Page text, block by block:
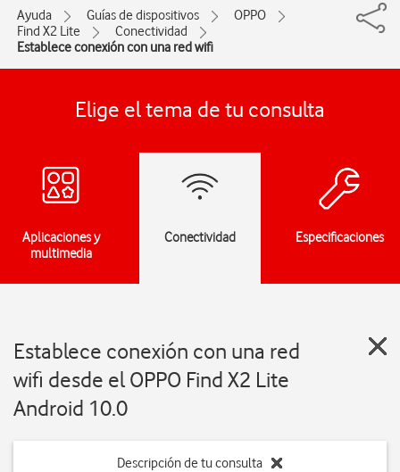
Ayuda Guías de dispositivos
OPPO
Find X2 Lite
Conectividad
Establece conexión con una red wifi
Elige el tema de tu consulta
Aplicaciones y
multimedia
Conectividad Especificaciones
Establece conexión con una red
wifi desde el OPPO Find X2 Lite
Android 10.0
Descripción de tu consulta